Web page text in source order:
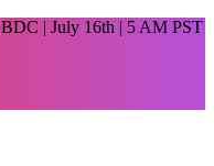
| July 16th | 5 AM PST